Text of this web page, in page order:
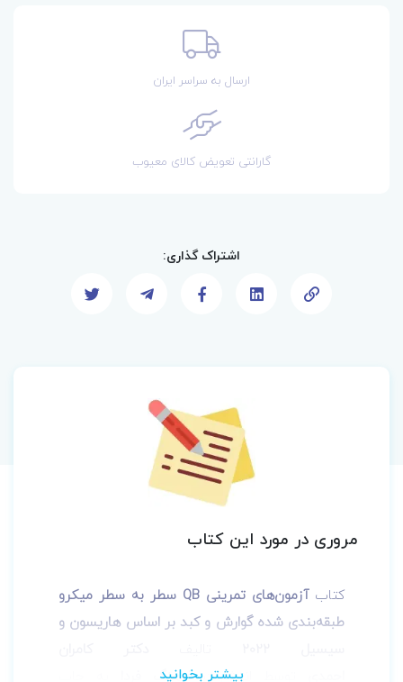
ارسال به سراسر ایران
گارانتی تعویض کالای معیوب
اشتراک گذاری:
مروری در مورد این کتاب
کتاب
آزمون‌های تمرینی QB سطر به سطر میکرو
طبقه‌بندی شده گوارش و کبد بر اساس هاریسون و
توسط انتشارات فرهنگ فردا